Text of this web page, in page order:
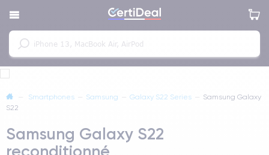
— Smartphones — Samsung — Galaxy S22 Series — Samsung Galaxy
S22
Samsung Galaxy S22